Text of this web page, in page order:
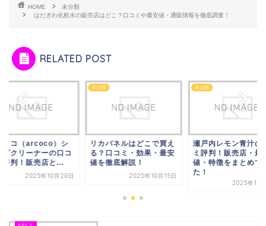
HOME
未分類
はだぎわ化粧水の販売店はどこ？口コミや最安値・通販情報を徹底調査！
RELATED POST
ココ（arcoco）シ
ズクリーナーの口コ
評判！販売店と...
2025年10月20日
未分類
リカバネルはどこで買え
る？口コミ・効果・最安
値を徹底解説！
2025年10月15日
未分類
瀬戸内レモン青汁の
ミ評判！販売店・最
値・特徴をまとめて
た！
2025年10